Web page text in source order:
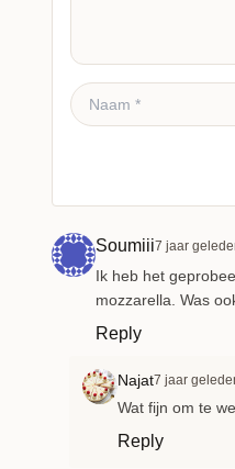
Soumiii7 jaar
Ik heb het
mozzarella. Was
Reply
Najat7 jaar
Wat fijn om te
Reply